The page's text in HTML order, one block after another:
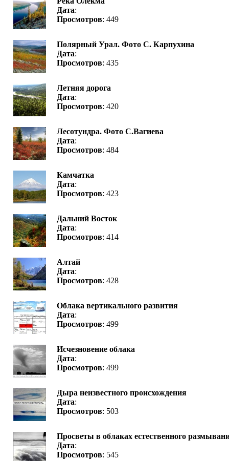
Дата:
Просмотров: 449
Полярный Урал. Фото С. Карпухина
Дата:
Просмотров: 435
Летняя дорога
Дата:
Просмотров: 420
Лесотундра. Фото С.Вагиева
Дата:
Просмотров: 484
Камчатка
Дата:
Просмотров: 423
Дальний Восток
Дата:
Просмотров: 414
Алтай
Дата:
Просмотров: 428
Облака вертикального развития
Дата:
Просмотров: 499
Исчезновение облака
Дата:
Просмотров: 499
Дыра неизвестного происхождения
Дата:
Просмотров: 503
Просветы в облаках естественного
Дата:
Просмотров: 545